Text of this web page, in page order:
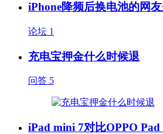
iPhone降频后换电池的网友
论坛 1
充电宝押金什么时候退
问答 5
iPad mini 7对比OPPO